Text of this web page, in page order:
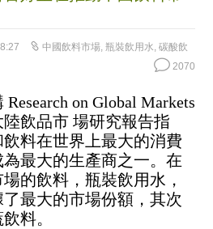
中國飲料市場, 瓶裝飲用水, 碳酸飲
2070
on Global Markets
飲品市 場研究報告指
料在世界上最大的消費
最大的生產商之一。在
的飲料，瓶裝飲用水，
最大的市場份額，其次
料。